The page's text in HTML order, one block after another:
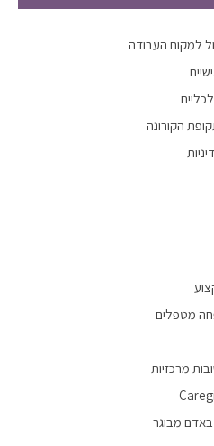
למקום העבודה
הקורונה
מטפלים
מרכזיות
מבוגר